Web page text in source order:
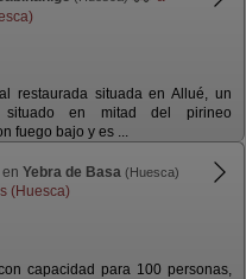
restaurada situada en Allué, un
situado en mitad del pirineo
fuego bajo y es ...
Yebra de Basa (Huesca)
(Huesca)
capacidad para 100 personas,